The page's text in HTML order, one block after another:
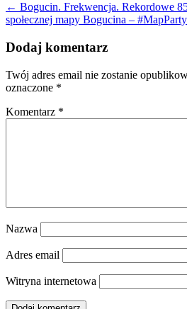
← Bogucin. Frekwencja. Rekordowe
społecznej mapy Bogucina – #MapParty
Dodaj komentarz
Twój adres email nie zostanie
oznaczone *
Komentarz *
Nazwa
Adres email
Witryna internetowa